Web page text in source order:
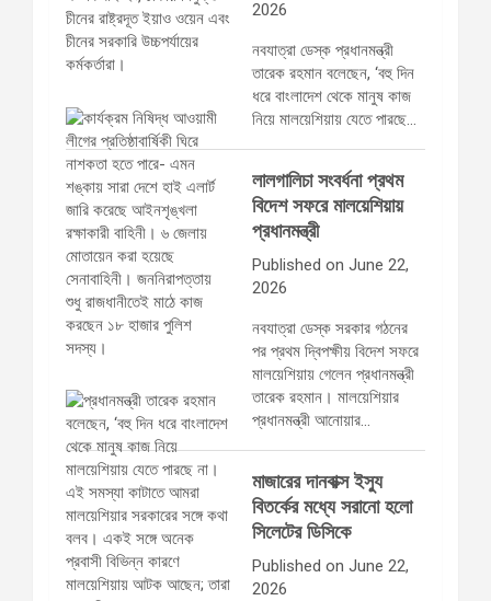
2026
নবযাত্রা ডেস্ক প্রধানমন্ত্রী
তারেক রহমান বলেছেন, ‘বহু দিন
ধরে বাংলাদেশ থেকে মানুষ কাজ
নিয়ে মালয়েশিয়ায় যেতে পারছে…
লালগালিচা সংবর্ধনা প্রথম
বিদেশ সফরে মালয়েশিয়ায়
প্রধানমন্ত্রী
Published on June 22,
2026
নবযাত্রা ডেস্ক সরকার গঠনের
পর প্রথম দ্বিপক্ষীয় বিদেশ সফরে
মালয়েশিয়ায় গেলেন প্রধানমন্ত্রী
তারেক রহমান। মালয়েশিয়ার
প্রধানমন্ত্রী আনোয়ার…
মাজারের দানবাক্স ইস্যু
বিতর্কের মধ্যে সরানো হলো
সিলেটের ডিসিকে
Published on June 22,
2026